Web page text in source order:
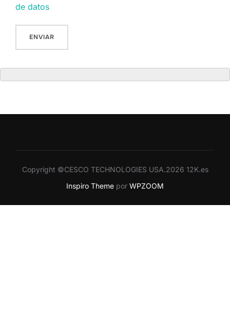
de datos
Copyright ©CESCO TECHNOLOGIES USA.2026 12K.es
Inspiro Theme por WPZOOM